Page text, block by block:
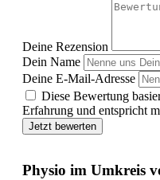
Deine Rezension
Dein Name
Deine E-Mail-Adresse
Diese Bewertung
Erfahrung und entspricht
Jetzt bewerten
Physio im Umkreis